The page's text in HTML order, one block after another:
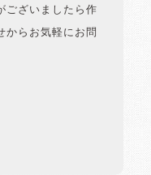
ございましたら作
からお気軽にお問